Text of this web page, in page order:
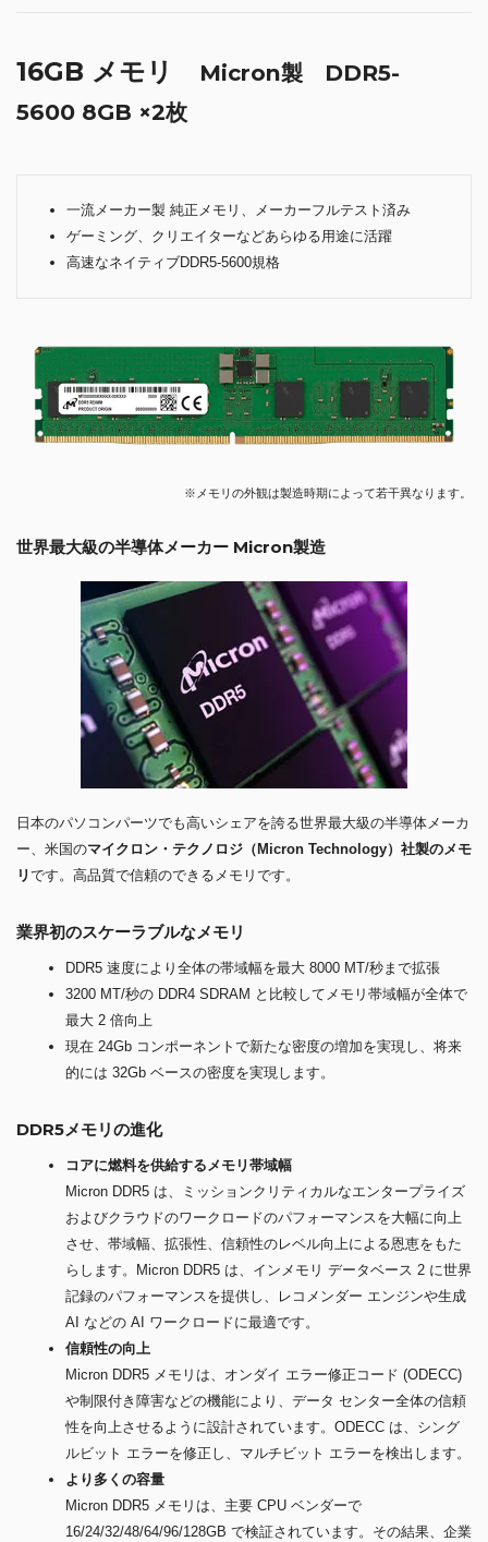
16GB メモリ
Micron製 DDR5-
5600 8GB ×2枚
一流メーカー製 純正メモリ、メーカーフルテスト済み
ゲーミング、クリエイターなどあらゆる用途に活躍
高速なネイティブDDR5-5600規格
※メモリの外観は製造時期によって若干異なります。
世界最大級の半導体メーカー Micron製造
日本のパソコンパーツでも高いシェアを誇る世界最大級の半導体メーカ
ー、米国のマイクロン・テクノロジ（Micron Technology）社製のメモ
リです。高品質で信頼のできるメモリです。
業界初のスケーラブルなメモリ
DDR5 速度により全体の帯域幅を最大 8000 MT/秒まで拡張
3200 MT/秒の DDR4 SDRAM と比較してメモリ帯域幅が全体で
最大 2 倍向上
現在 24Gb コンポーネントで新たな密度の増加を実現し、将来
的には 32Gb ベースの密度を実現します。
DDR5メモリの進化
コアに燃料を供給するメモリ帯域幅
Micron DDR5 は、ミッションクリティカルなエンタープライズ
およびクラウドのワークロードのパフォーマンスを大幅に向上
させ、帯域幅、拡張性、信頼性のレベル向上による恩恵をもた
らします。Micron DDR5 は、インメモリ データベース 2 に世界
記録のパフォーマンスを提供し、レコメンダー エンジンや生成
AI などの AI ワークロードに最適です。
信頼性の向上
Micron DDR5 メモリは、オンダイ エラー修正コード (ODECC)
や制限付き障害などの機能により、データ センター全体の信頼
性を向上させるように設計されています。ODECC は、シング
ルビット エラーを修正し、マルチビット エラーを検出します。
より多くの容量
Micron DDR5 メモリは、主要 CPU ベンダーで
16/24/32/48/64/96/128GB で検証されています。その結果、企業